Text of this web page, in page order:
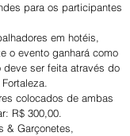
para os participantes
em hotéis,
o evento ganhará como
deve ser feita através do
colocados de ambas
R$ 300,00.
& Garçonetes,